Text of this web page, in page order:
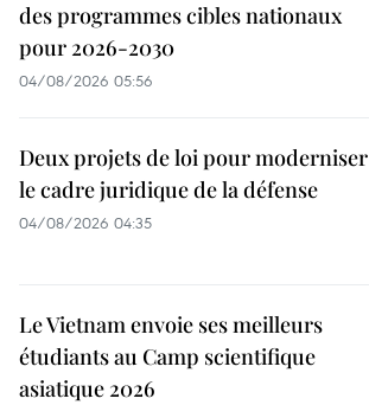
des programmes cibles nationaux
pour 2026-2030
04/08/2026 05:56
Deux projets de loi pour moderniser
le cadre juridique de la défense
04/08/2026 04:35
Le Vietnam envoie ses meilleurs
étudiants au Camp scientifique
asiatique 2026